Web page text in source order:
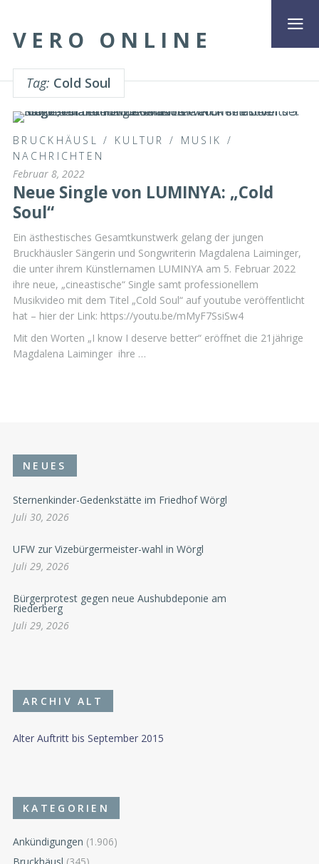
VERO ONLINE
Tag: Cold Soul
BRUCKHÄUSL / KULTUR / MUSIK /
NACHRICHTEN
Februar 8, 2022
Neue Single von LUMINYA: „Cold
Soul“
Ein ästhestisches Gesamtkunstwerk gelang der jungen
Bruckhäusler Sängerin und Songwriterin Magdalena Laiminger,
die unter ihrem Künstlernamen LUMINYA am 5. Februar 2022
ihre neue, „cineastische“ Single samt professionellem
Musikvideo mit dem Titel „Cold Soul“ auf youtube veröffentlicht
hat – hier der Link: https://youtu.be/mMyF7SsiSw4
Mit den Worten „I know I deserve better“ eröffnet die 21jährige
Magdalena Laiminger ihre …
NEUES
Sternenkinder-Gedenkstätte im Friedhof Wörgl
Juli 30, 2026
UFW zur Vizebürgermeister-wahl in Wörgl
Juli 29, 2026
Bürgerprotest gegen neue Aushubdeponie am
Riederberg
Juli 29, 2026
ARCHIV ALT
Alter Auftritt bis September 2015
KATEGORIEN
Ankündigungen (1.906)